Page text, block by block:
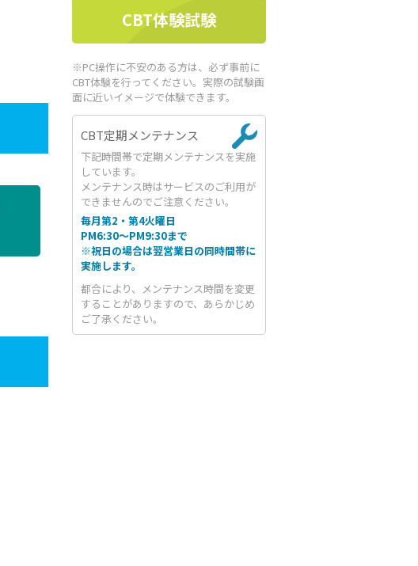
CBT体験試験
※PC操作に不安のある方は、必ず事前に
CBT体験を行ってください。実際の試験画
面に近いイメージで体験できます。
CBT定期メンテナンス
下記時間帯で定期メンテナンスを実施
しています。
メンテナンス時はサービスのご利用が
できませんのでご注意ください。
毎月第2・第4火曜日
PM6:30～PM9:30まで
※祝日の場合は翌営業日の同時間帯に
実施します。
都合により、メンテナンス時間を変更
することがありますので、あらかじめ
ご了承ください。